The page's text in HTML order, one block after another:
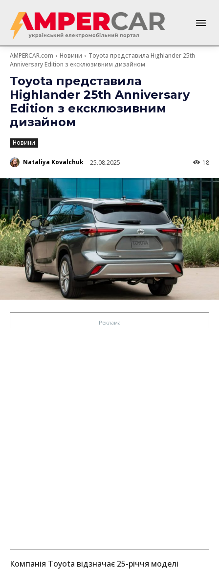
AMPERCAR.com Новини
Toyota представила Highlander 25th
Anniversary Edition з ексклюзивним дизайном
Toyota представила
Highlander 25th Anniversary
Edition з ексклюзивним
дизайном
Новини
Nataliya Kovalchuk 25.08.2025 18
Компанія Toyota відзначає 25-річчя моделі